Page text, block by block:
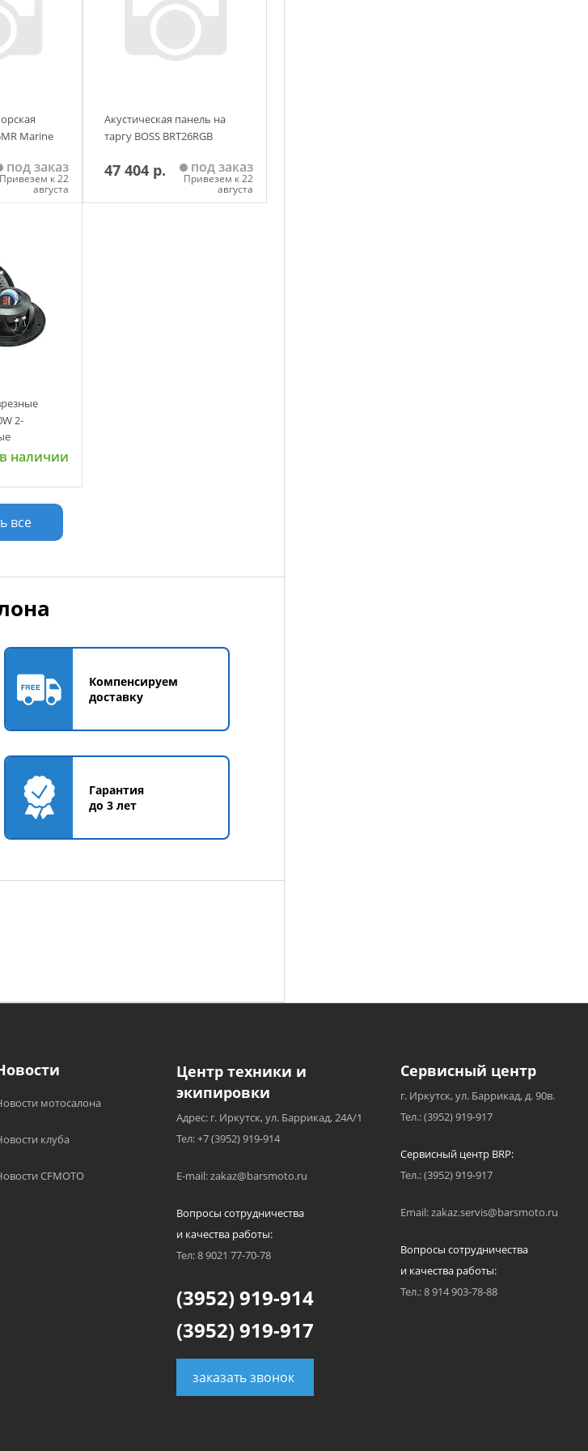
Marine
под заказ
Привезем к 22
августа
Акустическая панель на
таргу BOSS BRT26RGB
47 404 р. под заказ
Привезем к 22
августа
2-
в наличии
все
Компенсируем
доставку
Гарантия
до 3 лет
мотосалона
клуба
CFMOTO
Центр техники и
экипировки
Адрес: г. Иркутск, ул. Баррикад, 24А/1
Тел: +7 (3952) 919-914
E-mail: zakaz@barsmoto.ru
Вопросы сотрудничества
и качества работы:
Тел: 8 9021 77-70-78
(3952) 919-914
(3952) 919-917
заказать звонок
Сервисный центр
г. Иркутск, ул. Баррикад, д. 90в.
Тел.: (3952) 919-917
Сервисный центр BRP:
Тел.: (3952) 919-917
Email: zakaz.servis@barsmoto.ru
Вопросы сотрудничества
и качества работы:
Тел.: 8 914 903-78-88